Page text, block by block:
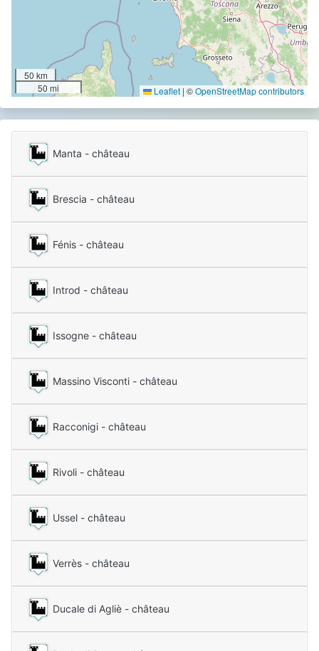
50 km
50 mi
Leaflet | ©OpenStreetMap contributors
Manta - château
Brescia - château
Fénis - château
Introd - château
Issogne - château
Massino Visconti - château
Racconigi - château
Rivoli - château
Ussel - château
Verrès - château
Ducale di Agliè - château